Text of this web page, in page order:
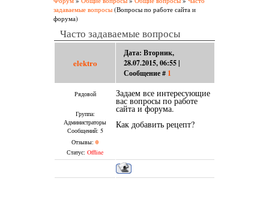
задаваемые вопросы (Вопросы по работе сайта и
форума)
Часто задаваемые вопросы
elektro
Дата: Вторник,
28.07.2015, 06:55 |
Сообщение # 1
Рядовой
Группа:
Администраторы
Сообщений: 5
Отзывы: 0
Статус: Offline
Задаем все интересующие
вас вопросы по работе
сайта и форума.
Как добавить рецепт?